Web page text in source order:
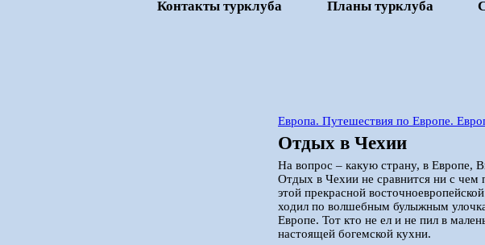
Контакты турклуба Планы турклуба
Европа. Путешествия по Европе.
Отдых в Чехии
На вопрос – какую страну, в Европе,
Отдых в Чехии не сравнится ни с чем
этой прекрасной
ходил по волшебным булыжным
Европе. Тот кто не ел и не пил в
настоящей богемской кухни.